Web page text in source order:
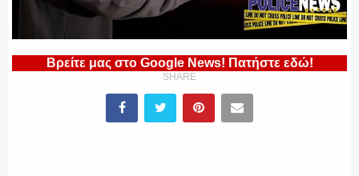
ΥΑΤ/ΥΜΕΤΒρείτε μας στο Google News! Πατήστε εδώ!
SHARE